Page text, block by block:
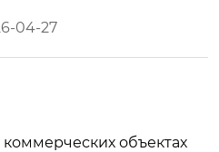
04-27
объектах